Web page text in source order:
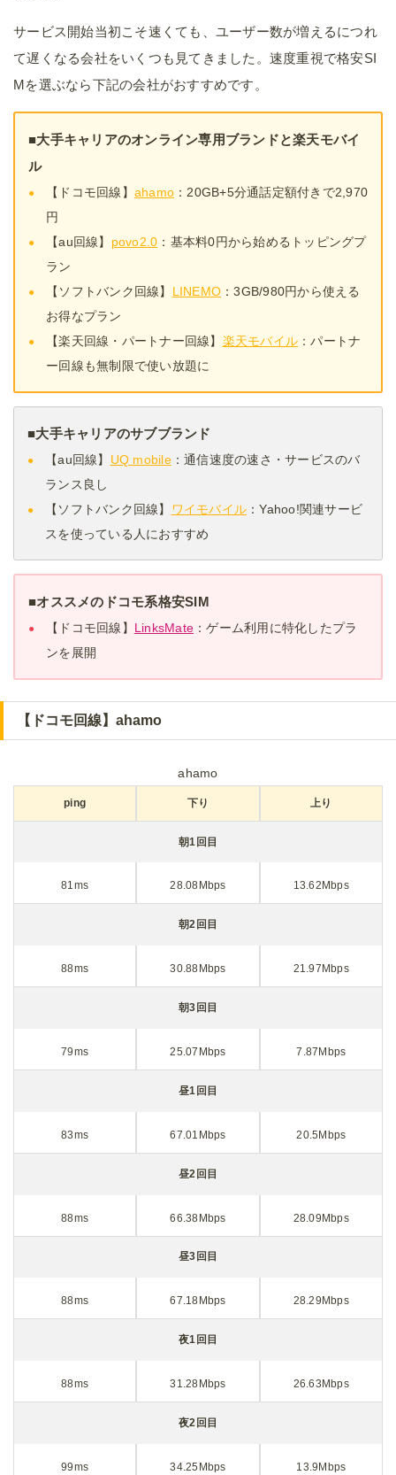
サービス開始当初こそ速くても、ユーザー数が増えるにつれ
て遅くなる会社をいくつも見てきました。速度重視で格安SI
Mを選ぶなら下記の会社がおすすめです。
■大手キャリアのオンライン専用ブランドと楽天モバイ
ル
【ドコモ回線】 ahamo ：20GB+5分通話定額付きで2,970
円
【au回線】 povo2.0 ：基本料0円から始めるトッピングプ
ラン
【ソフトバンク回線】 LINEMO ：3GB/980円から使える
お得なプラン
【楽天回線・パートナー回線】 楽天モバイル ：パートナ
ー回線も無制限で使い放題に
■大手キャリアのサブブランド
【au回線】 UQ mobile：通信速度の速さ・サービスのバ
ランス良し
【ソフトバンク回線】 ワイモバイル ：Yahoo!関連サービ
スを使っている人におすすめ
■オススメのドコモ系格安SIM
【ドコモ回線】 LinksMate ：ゲーム利用に特化したプラ
ンを展開
【ドコモ回線】ahamo
ahamo
ping 下り 上り
朝1回目
81ms 28.08Mbps 13.62Mbps
朝2回目
88ms 30.88Mbps 21.97Mbps
朝3回目
79ms 25.07Mbps 7.87Mbps
昼1回目
83ms 67.01Mbps 20.5Mbps
昼2回目
88ms 66.38Mbps 28.09Mbps
昼3回目
88ms 67.18Mbps 28.29Mbps
夜1回目
88ms 31.28Mbps 26.63Mbps
夜2回目
99ms 34.25Mbps 13.9Mbps